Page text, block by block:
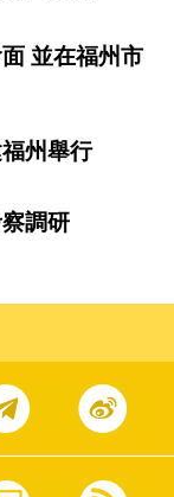
並在福州市
州舉行
調研